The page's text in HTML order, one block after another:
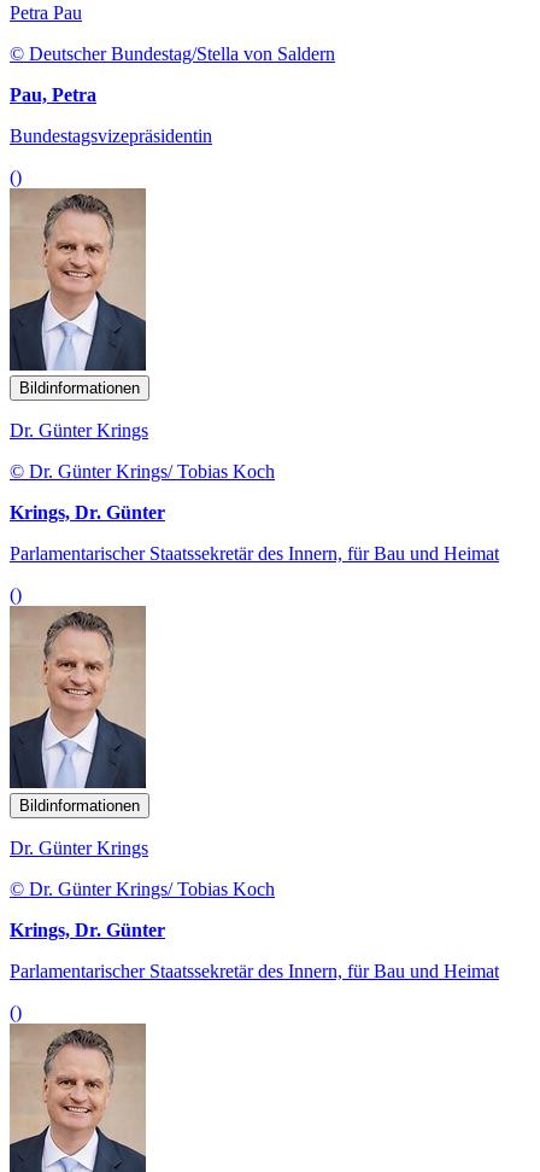
Petra Pau
© Deutscher Bundestag/Stella von Saldern
Pau, Petra
Bundestagsvizepräsidentin
()
Bildinformationen
Dr. Günter Krings
© Dr. Günter Krings/ Tobias Koch
Krings, Dr. Günter
Parlamentarischer Staatssekretär des Innern, für Bau und Heimat
()
Bildinformationen
Dr. Günter Krings
© Dr. Günter Krings/ Tobias Koch
Krings, Dr. Günter
Parlamentarischer Staatssekretär des Innern, für Bau und Heimat
()